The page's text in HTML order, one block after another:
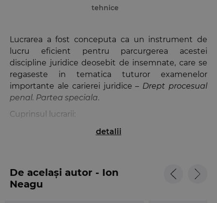
tehnice
Lucrarea a fost conceputa ca un instrument de
lucru eficient pentru parcurgerea acestei
discipline juridice deosebit de insemnate, care se
regaseste in tematica tuturor examenelor
importante ale carierei juridice – Drept procesual
penal. Partea speciala.
Cuprinsul lucrarii:
- decizii pronuntate de Inalta Curte de Casatie si
Justitie in solutionarea unor recursuri in interesul
detalii
De același autor - Ion
Neagu